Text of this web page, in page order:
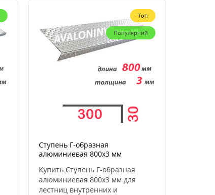
Топ
Популярний
Ступень Г-образная
алюминиевая 800x3 мм
Купить Ступень Г-образная
алюминиевая 800x3 мм для
лестниц внутренних и